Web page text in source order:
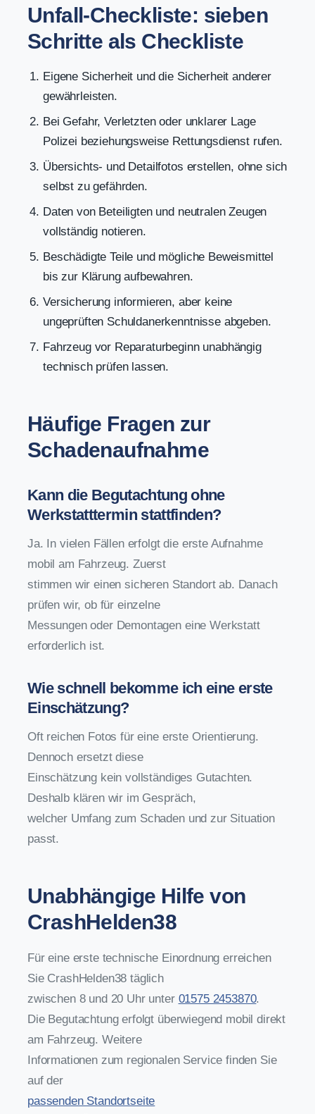
Unfall-Checkliste: sieben
Schritte als Checkliste
Eigene Sicherheit und die Sicherheit anderer
gewährleisten.
Bei Gefahr, Verletzten oder unklarer Lage
Polizei beziehungsweise Rettungsdienst rufen.
Übersichts- und Detailfotos erstellen, ohne sich
selbst zu gefährden.
Daten von Beteiligten und neutralen Zeugen
vollständig notieren.
Beschädigte Teile und mögliche Beweismittel
bis zur Klärung aufbewahren.
Versicherung informieren, aber keine
ungeprüften Schuldanerkenntnisse abgeben.
Fahrzeug vor Reparaturbeginn unabhängig
technisch prüfen lassen.
Häufige Fragen zur
Schadenaufnahme
Kann die Begutachtung ohne
Werkstatttermin stattfinden?
Ja. In vielen Fällen erfolgt die erste Aufnahme
mobil am Fahrzeug. Zuerst
stimmen wir einen sicheren Standort ab. Danach
prüfen wir, ob für einzelne
Messungen oder Demontagen eine Werkstatt
erforderlich ist.
Wie schnell bekomme ich eine erste
Einschätzung?
Oft reichen Fotos für eine erste Orientierung.
Dennoch ersetzt diese
Einschätzung kein vollständiges Gutachten.
Deshalb klären wir im Gespräch,
welcher Umfang zum Schaden und zur Situation
passt.
Unabhängige Hilfe von
CrashHelden38
Für eine erste technische Einordnung erreichen
Sie CrashHelden38 täglich
zwischen 8 und 20 Uhr unter 01575 2453870.
Die Begutachtung erfolgt überwiegend mobil direkt
am Fahrzeug. Weitere
Informationen zum regionalen Service finden Sie
auf der
passenden Standortseite